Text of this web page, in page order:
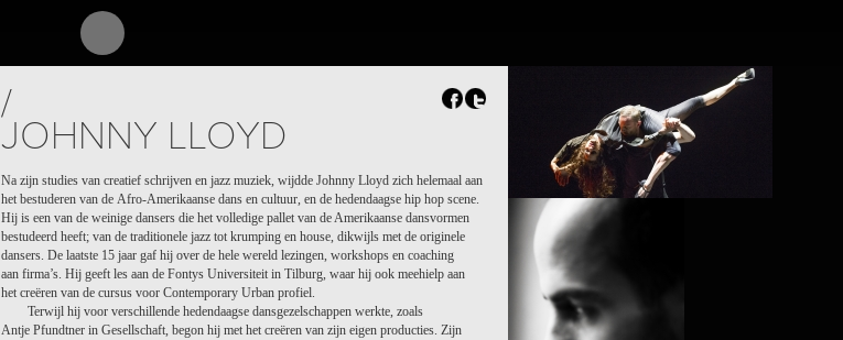
/
JOHNNY LLOYD
Na zijn studies van creatief schrijven en jazz muziek, wijdde Johnny Lloyd zich helemaal aan
het bestuderen van de Afro-Amerikaanse dans en cultuur, en de hedendaagse hip hop scene.
Hij is een van de weinige dansers die het volledige pallet van de Amerikaanse dansvormen
bestudeerd heeft; van de traditionele jazz tot krumping en house, dikwijls met de originele
dansers. De laatste 15 jaar gaf hij over de hele wereld lezingen, workshops en coaching
aan firma’s. Hij geeft les aan de Fontys Universiteit in Tilburg, waar hij ook meehielp aan
het creëren van de cursus voor Contemporary Urban profiel.
Terwijl hij voor verschillende hedendaagse dansgezelschappen werkte, zoals
Antje Pfundtner in Gesellschaft, begon hij met het creëren van zijn eigen producties. Zijn
PROJECT /
M¡LONGA